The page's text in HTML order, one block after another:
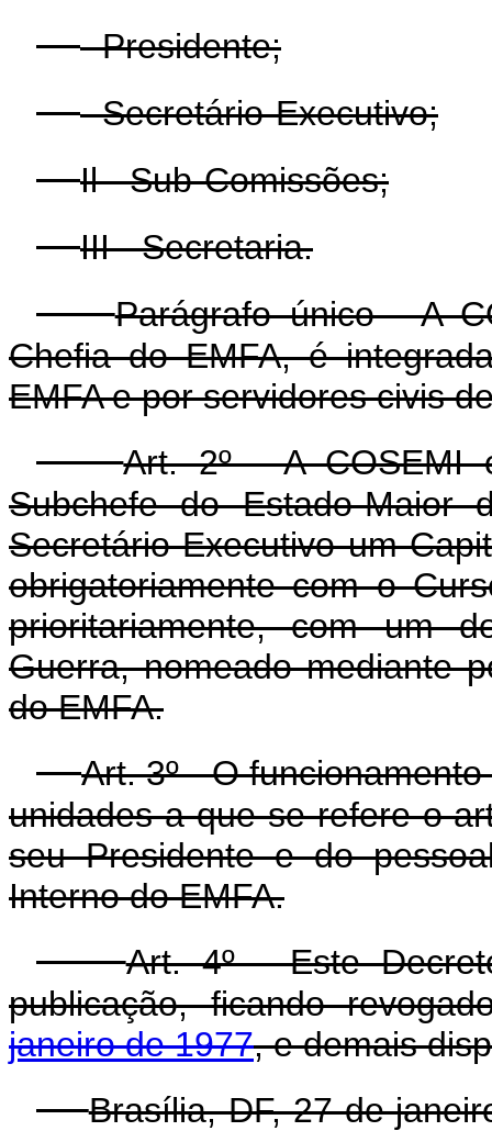
- Presidente;
- Secretário-Executivo;
Il - Sub-Comissões;
III - Secretaria.
Parágrafo único - A
Chefia do EMFA, é
EMFA e por servidores civis
Art. 2º - A COSEMI
Subchefe do Estado-Maior
Secretário-Executivo um
obrigatoriamente com o
prioritariamente, com um
Guerra, nomeado mediante
do EMFA.
Art. 3º - O
unidades a que se refere o
seu Presidente e do
Interno do EMFA.
Art. 4º - Este
publicação, ficando
janeiro de 1977, e demais
Brasília, DF, 27 de